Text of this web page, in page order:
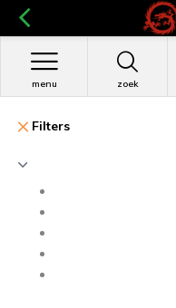
zoek
menu
Filters